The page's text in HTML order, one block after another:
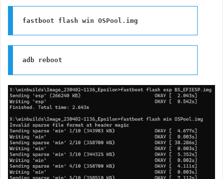
fastboot flash win OSPool.img